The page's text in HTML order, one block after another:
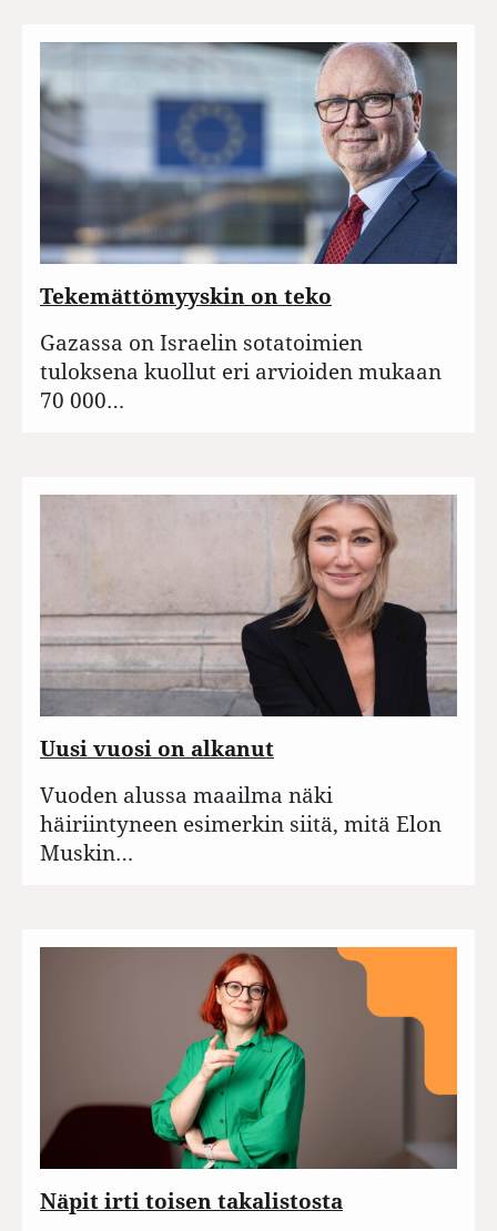
Tekemättömyyskin on teko
Gazassa on Israelin sotatoimien
tuloksena kuollut eri arvioiden mukaan
70 000…
Uusi vuosi on alkanut
Vuoden alussa maailma näki
häiriintyneen esimerkin siitä, mitä Elon
Muskin…
Näpit irti toisen takalistosta